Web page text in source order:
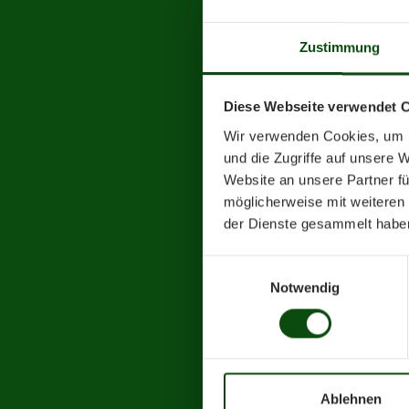
Zustimmung
Diese Webseite verwendet
Wir verwenden Cookies,
und die Zugriffe auf unsere
Website an unsere Partner
möglicherweise mit
der Dienste gesammelt
Notwendig
Ablehnen
überfachliches
Die „BSSJ-
erscheinende
vom Inhalt bis
Norden“ der
Jugendarbeit im
Jugendarbeit
Ihr Buch
nicht nur in
ihren Unterricht
und Anleitungen
Aber auch im
als